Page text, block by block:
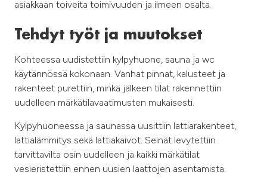
asiakkaan toiveita toimivuuden ja ilmeen osalta.
Tehdyt työt ja muutokset
Kohteessa uudistettiin kylpyhuone, sauna ja wc
käytännössä kokonaan. Vanhat pinnat, kalusteet ja
rakenteet purettiin, minkä jälkeen tilat rakennettiin
uudelleen märkätilavaatimusten mukaisesti.
Kylpyhuoneessa ja saunassa uusittiin lattiarakenteet,
lattialämmitys sekä lattiakaivot. Seinät levytettiin
tarvittavilta osin uudelleen ja kaikki märkätilat
vesieristettiin ennen uusien laattojen asentamista.